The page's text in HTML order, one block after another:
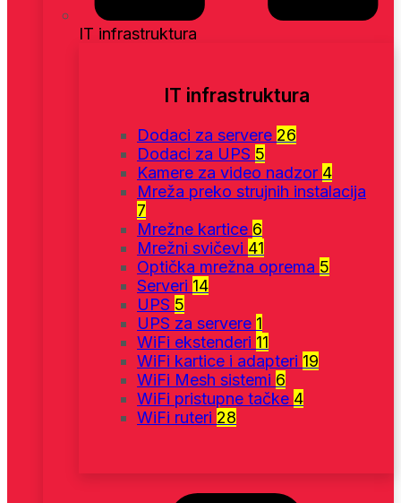
IT infrastruktura
IT infrastruktura
Dodaci za servere 26
Dodaci za UPS 5
Kamere za video nadzor 4
Mreža preko strujnih instalacija
7
Mrežne kartice 6
Mrežni svičevi 41
Optička mrežna oprema 5
Serveri 14
UPS 5
UPS za servere 1
WiFi ekstenderi 11
WiFi kartice i adapteri 19
WiFi Mesh sistemi 6
WiFi pristupne tačke 4
WiFi ruteri 28